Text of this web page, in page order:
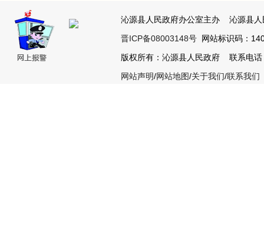
沁源县人民政府办公室主办 沁源县
晋ICP备08003148号 网站标识码：
版权所有：沁源县人民政府 联系电
网站声明/网站地图/关于我们/联系我们